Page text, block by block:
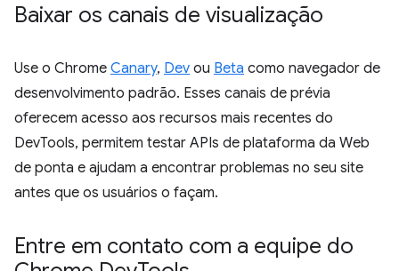
Baixar os canais de visualização
Use o Chrome Canary, Dev ou Beta como navegador de
desenvolvimento padrão. Esses canais de prévia
oferecem acesso aos recursos mais recentes do
DevTools, permitem testar APIs de plataforma da Web
de ponta e ajudam a encontrar problemas no seu site
antes que os usuários o façam.
Entre em contato com a equipe do